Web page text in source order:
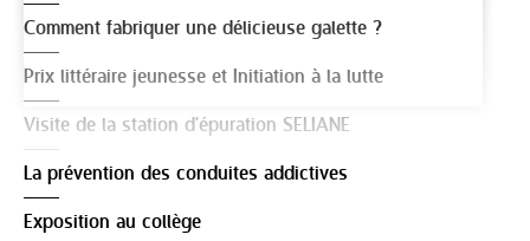
Comment fabriquer une délicieuse galette ?
Prix littéraire jeunesse et Initiation à la lutte
Visite de la station d'épuration SELIANE
La prévention des conduites addictives
Exposition au collège